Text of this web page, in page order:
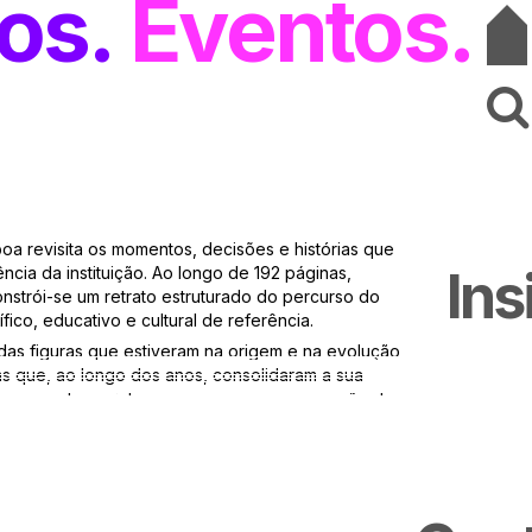
Eventos
revisita os momentos, decisões e histórias que
da instituição. Ao longo de 192 páginas,
se um retrato estruturado do percurso do
educativo e cultural de referência.
figuras que estiveram na origem e na evolução
que, ao longo dos anos, consolidaram a sua
mundo marinho e promover a conservação da
conceito gráfico e editorial da obra, assegurando
o processo de entrevistas às equipas e